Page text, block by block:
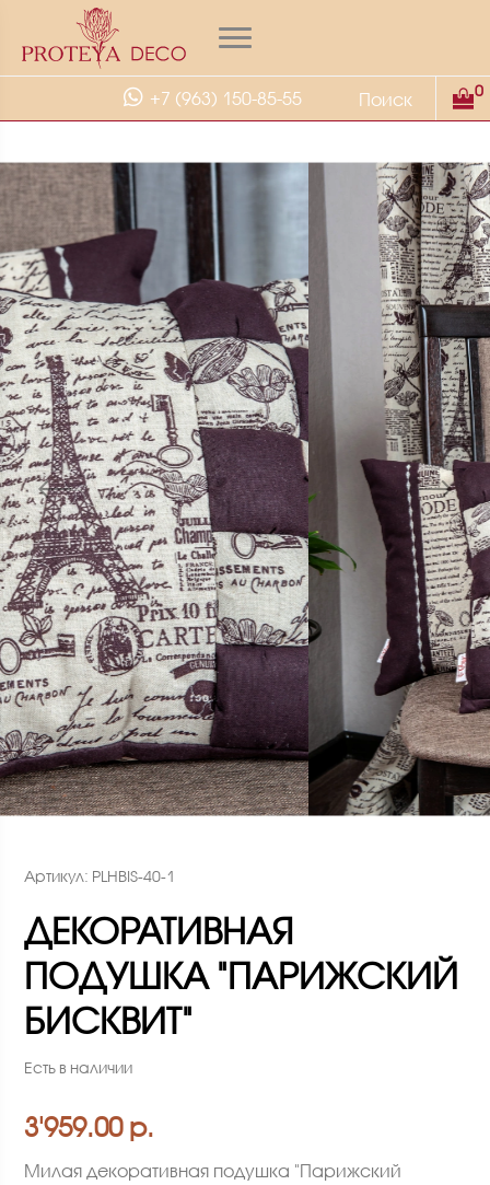
+7 (963) 150-85-55 0
Артикул: PLHBIS-40-1
ДЕКОРАТИВНАЯ
ПОДУШКА "ПАРИЖСКИЙ
БИСКВИТ"
Есть в наличии
3'959.00 р.
Милая декоративная подушка "Парижский